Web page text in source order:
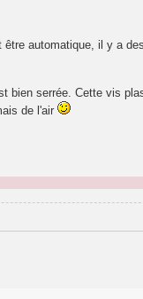
automatique, il y a
bien serrée. Cette vis
de l'air